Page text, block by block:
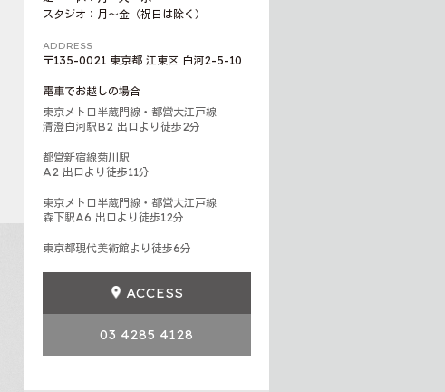
スタジオ：月〜金（祝日は除く）
ADDRESS
〒135-0021 東京都 江東区 白河2-5-10
電車でお越しの場合
東京メトロ半蔵門線・都営大江戸線
清澄白河駅B2 出口より徒歩2分
都営新宿線菊川駅
A2 出口より徒歩11分
東京メトロ半蔵門線・都営大江戸線
森下駅A6 出口より徒歩12分
東京都現代美術館より徒歩6分
ACCESS
03 4285 4128